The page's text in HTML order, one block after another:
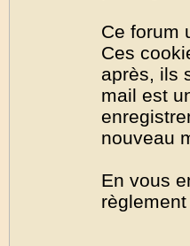
Ce forum
Ces
après, ils
mail est
nouveau
En vous